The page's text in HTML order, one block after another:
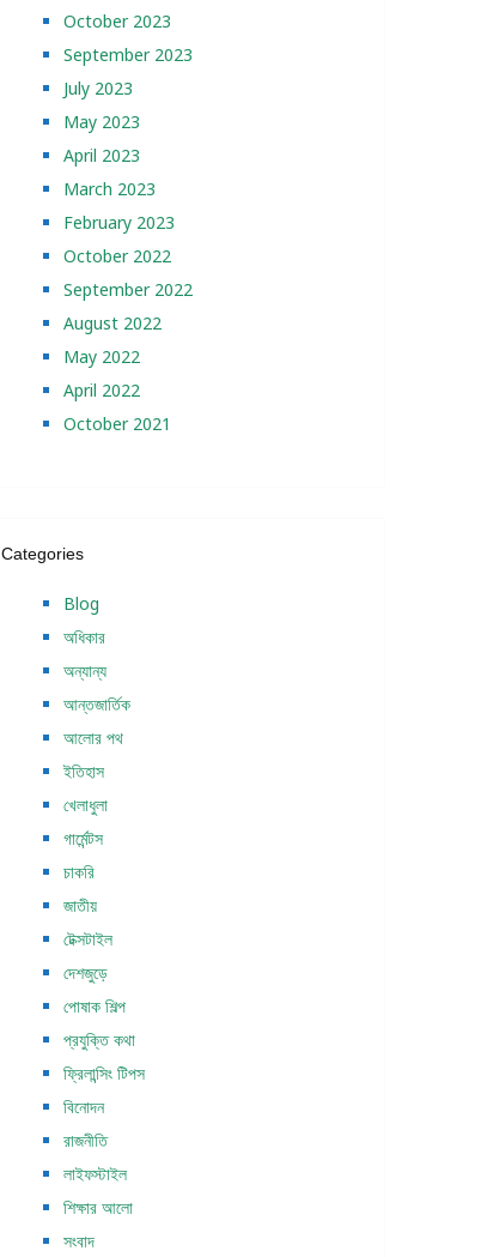
October 2023
September 2023
July 2023
May 2023
April 2023
March 2023
February 2023
October 2022
September 2022
August 2022
May 2022
April 2022
October 2021
Categories
Blog
অধিকার
অন্যান্য
আন্তজার্তিক
আলোর পথ
ইতিহাস
খেলাধুলা
গার্মেন্টস
চাকরি
জাতীয়
টেক্সটাইল
দেশজুড়ে
পোষাক শিল্প
প্রযুক্তি কথা
ফ্রিলান্সিং টিপস
বিনোদন
রাজনীতি
লাইফস্টাইল
শিক্ষার আলো
সংবাদ